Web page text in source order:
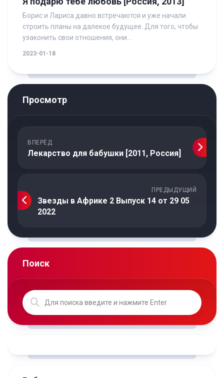
Борис и Лариса давно встречаются и уже начали
строить планы на далекое будущее. Для того, чтобы
узаконить свои отношения, они...
2023-01-18
Просмотр
ВПЕРЁД
Лекарство для бабушки [2011, Россия]
ПРЕДЫДУЩИЙ
Звезды в Африке 2 Выпуск 14 от 29 05
2022
Поиск